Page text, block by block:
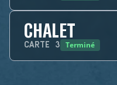
CHALET
CARTE 3 Terminé